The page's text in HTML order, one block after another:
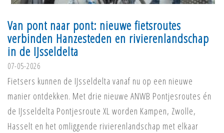
Van pont naar pont: nieuwe fietsroutes
verbinden Hanzesteden en rivierenlandschap
in de IJsseldelta
07-05-2026
Fietsers kunnen de IJsseldelta vanaf nu op een nieuwe
manier ontdekken. Met drie nieuwe ANWB Pontjesroutes én
de IJsseldelta Pontjesroute XL worden Kampen, Zwolle,
Hasselt en het omliggende rivierenlandschap met elkaar